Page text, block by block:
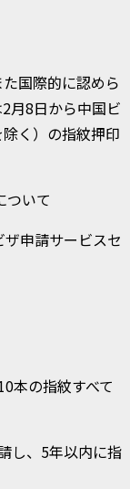
国際的に認めら
月8日から中国ビ
く）の指紋押印
いて
申請サービスセ
本の指紋すべて
し、5年以内に指